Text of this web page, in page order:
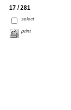
17 / 281
select
print